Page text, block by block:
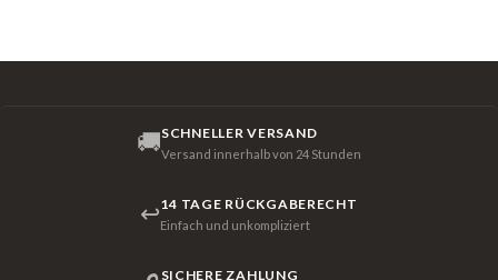
🚚SCHNELLER VERSAND
Versand innerhalb von 24 Stunden
↩14 TAGE RÜCKGABERECHT
Einfach und unkompliziert
SICHERE ZAHLUNG